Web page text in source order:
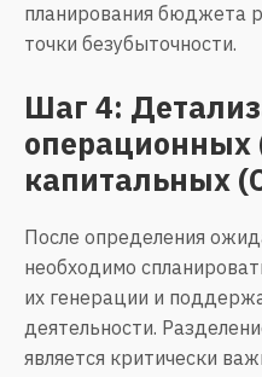
планирования бюджета
точки безубыточности.
Шаг 4:
операционных
капитальных
После определения
необходимо
их генерации и
деятельности.
является критически